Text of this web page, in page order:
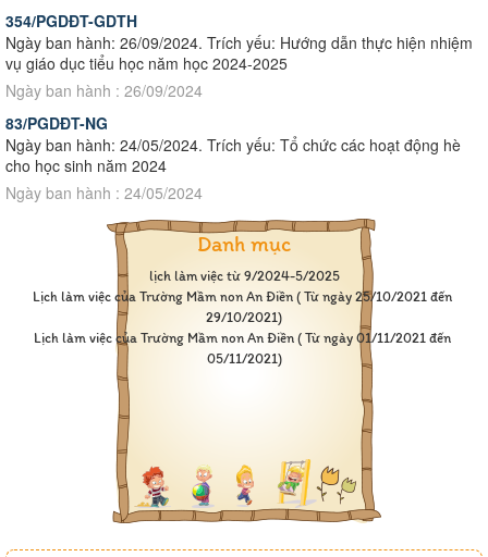
354/PGDĐT-GDTH
Ngày ban hành: 26/09/2024. Trích yếu: Hướng dẫn thực hiện nhiệm
vụ giáo dục tiểu học năm học 2024-2025
Ngày ban hành : 26/09/2024
83/PGDĐT-NG
Ngày ban hành: 24/05/2024. Trích yếu: Tổ chức các hoạt động hè
cho học sinh năm 2024
Ngày ban hành : 24/05/2024
Danh mục
lịch làm việc từ 9/2024-5/2025
Lịch làm việc của Trường Mầm non An Điền ( Từ ngày 25/10/2021 đến
29/10/2021)
Lịch làm việc của Trường Mầm non An Điền ( Từ ngày 01/11/2021 đến
05/11/2021)